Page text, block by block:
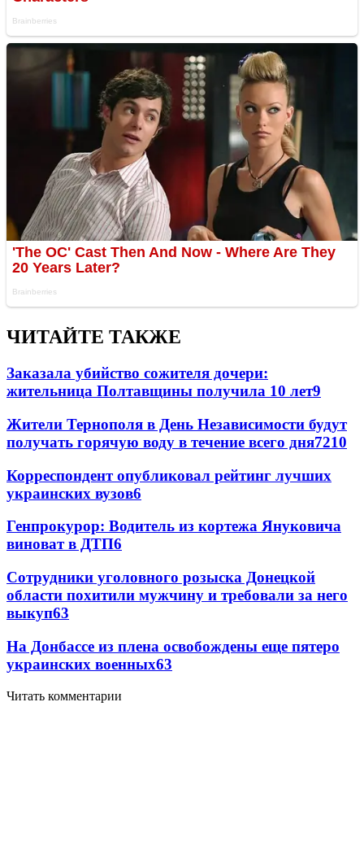
ЧИТАЙТЕ ТАКЖЕ
Заказала убийство сожителя дочери:
жительница Полтавщины получила 10 лет9
Жители Тернополя в День Независимости будут
получать горячую воду в течение всего дня7210
Корреспондент опубликовал рейтинг лучших
украинских вузов6
Генпрокурор: Водитель из кортежа Януковича
виноват в ДТП6
Сотрудники уголовного розыска Донецкой
области похитили мужчину и требовали за него
выкуп63
На Донбассе из плена освобождены еще пятеро
украинских военных63
Читать комментарии